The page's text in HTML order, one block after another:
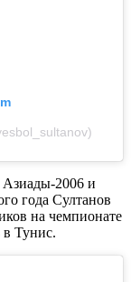
2006 и
года Султанов
на чемпионате
в Тунис.